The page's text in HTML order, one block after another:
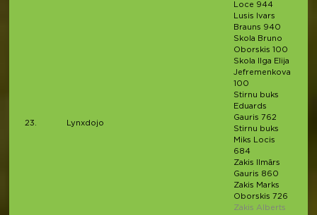
23. Lynxdojo
Loce 944
Lusis Ivars
Brauns 940
Skola Bruno
Oborskis 100
Skola Ilga Elija
Jefremenkova
100
Stirnu buks
Eduards
Gauris 762
Stirnu buks
Miks Locis
684
Zakis Ilmārs
Gauris 860
Zakis Marks
Oborskis 726
Zakis Alberts